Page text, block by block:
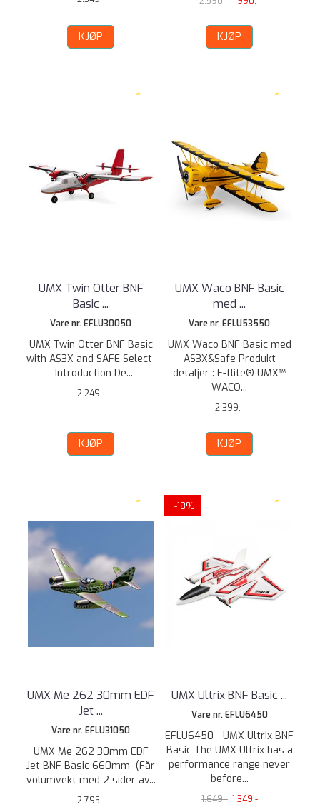
KJØP KJØP
UMX Twin Otter BNF
Basic ...
Vare nr. EFLU30050
UMX Twin Otter BNF Basic
with AS3X and SAFE Select
Introduction De...
2.249,-
KJØP
UMX Waco BNF Basic
med ...
Vare nr. EFLU53550
UMX Waco BNF Basic med
AS3X&Safe Produkt
detaljer : E-flite® UMX™
WACO...
2.399,-
KJØP
UMX Me 262 30mm EDF
Jet ...
Vare nr. EFLU31050
UMX Me 262 30mm EDF
Jet BNF Basic 660mm (Får
volumvekt med 2 sider av...
2.795,-
-18%
UMX Ultrix BNF Basic ...
Vare nr. EFLU6450
EFLU6450 - UMX Ultrix BNF
Basic The UMX Ultrix has a
performance range never
before...
1.649,- 1.349,-